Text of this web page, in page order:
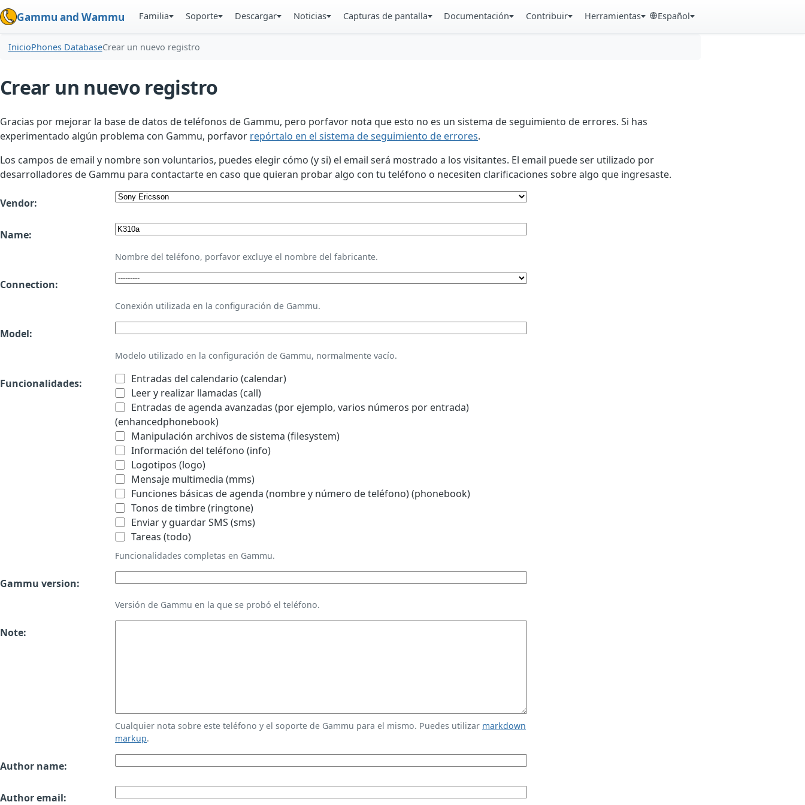
Gammu and Wammu Familia Soporte Descargar Noticias Capturas de pantalla Documentación Contribuir Herramientas Español
InicioPhones DatabaseCrear un nuevo registro
Crear un nuevo registro
Gracias por mejorar la base de datos de teléfonos de Gammu, pero porfavor nota que esto no es un sistema de seguimiento de errores. Si has
experimentado algún problema con Gammu, porfavor repórtalo en el sistema de seguimiento de errores.
Los campos de email y nombre son voluntarios, puedes elegir cómo (y si) el email será mostrado a los visitantes. El email puede ser utilizado por
desarrolladores de Gammu para contactarte en caso que quieran probar algo con tu teléfono o necesiten clarificaciones sobre algo que ingresaste.
Vendor:
Name:
Nombre del teléfono, porfavor excluye el nombre del fabricante.
Connection:
Conexión utilizada en la configuración de Gammu.
Model:
Modelo utilizado en la configuración de Gammu, normalmente vacío.
Funcionalidades:
Entradas del calendario (calendar)
Leer y realizar llamadas (call)
Entradas de agenda avanzadas (por ejemplo, varios números por entrada)
(enhancedphonebook)
Manipulación archivos de sistema (filesystem)
Información del teléfono (info)
Logotipos (logo)
Mensaje multimedia (mms)
Funciones básicas de agenda (nombre y número de teléfono) (phonebook)
Tonos de timbre (ringtone)
Enviar y guardar SMS (sms)
Tareas (todo)
Funcionalidades completas en Gammu.
Gammu version:
Versión de Gammu en la que se probó el teléfono.
Note:
Cualquier nota sobre este teléfono y el soporte de Gammu para el mismo. Puedes utilizar markdown
markup.
Author name:
Author email: